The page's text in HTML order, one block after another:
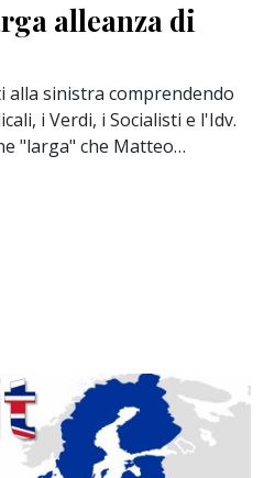
alleanza di
alla sinistra comprendendo
i Verdi, i Socialisti e l'Idv.
"larga" che Matteo…